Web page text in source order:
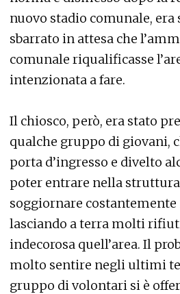
nuovo stadio comunale,
sbarrato in attesa che
comunale riqualificasse
intenzionata a fare.
Il chiosco, però, era stato
qualche gruppo di giovani,
porta d’ingresso e divelto
poter entrare nella
soggiornare costantemente
lasciando a terra molti
indecorosa quell’area. Il
molto sentire negli ultimi
gruppo di volontari si è